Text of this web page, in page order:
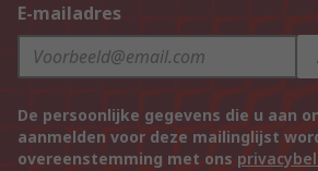
E-mailadres
De persoonlijke gegevens die u aan
aanmelden voor deze mailinglijst
overeenstemming met ons